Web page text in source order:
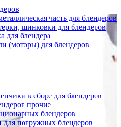
часть для блендеров
шинковки для блендеров
для блендера
(моторы) для блендеров
в сборе для блендеров
прочие
блендеров
погружных блендеров